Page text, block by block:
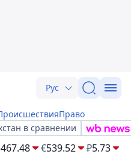
Рус
Право
в сравнении
467.48 €539.52 ₽5.73